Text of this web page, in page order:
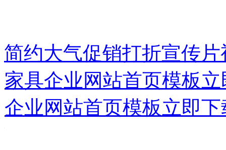
简约大气促销打折宣传
家具企业网站首页模板
企业网站首页模板立即下